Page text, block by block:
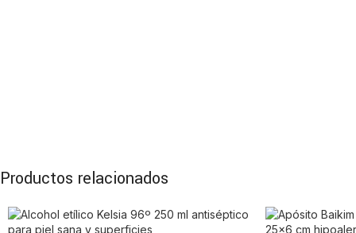
Productos relacionados